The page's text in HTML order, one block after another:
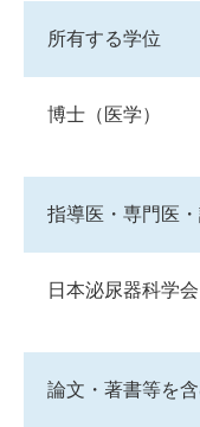
所有する学位
博士（医学）
指導医・専門医
日本泌尿器科学
論文・著書等を